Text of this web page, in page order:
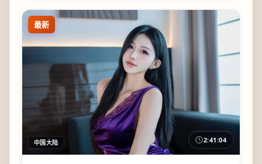
最新
中国大陆 2:41:04